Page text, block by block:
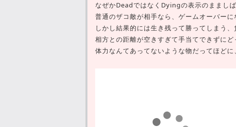
なぜかDeadではなくDyingの表示のままし
普通のザコ敵が相手なら、ゲームオーバー
しかし結果的には生き残って勝ってしまう、
相方との距離が空きすぎて手当てできずにど
体力なんてあってないような物だってほど